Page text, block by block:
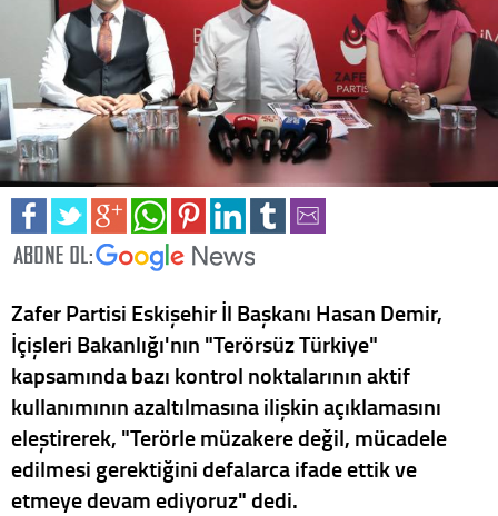
Zafer Partisi Eskişehir İl Başkanı Hasan Demir,
İçişleri Bakanlığı'nın "Terörsüz Türkiye"
kapsamında bazı kontrol noktalarının aktif
kullanımının azaltılmasına ilişkin açıklamasını
eleştirerek, "Terörle müzakere değil, mücadele
edilmesi gerektiğini defalarca ifade ettik ve
etmeye devam ediyoruz" dedi.